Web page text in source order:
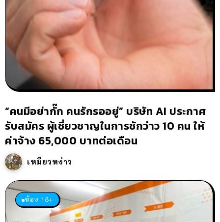
“คนมีอย่ากั๊ก คนรักรออยู่” บริษัท AI ประกาศ
รับสมัคร ผู้เชี่ยวชาญในการชักว่าว 10 คน ให้
ค่าจ้าง 65,000 บาทต่อเดือน
เหมียวหง่าว
ห้อง 18+